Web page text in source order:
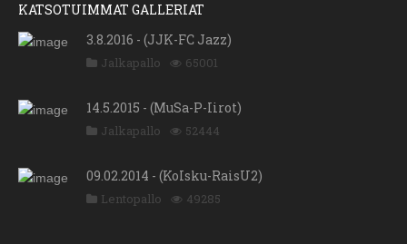
KATSOTUIMMAT GALLERIAT
3.8.2016 - (JJK-FC Jazz)
Jalkapallo 65001
14.5.2015 - (MuSa-P-Iirot)
Jalkapallo 52444
09.02.2014 - (KoIsku-RaisU2)
Lentopallo 49285